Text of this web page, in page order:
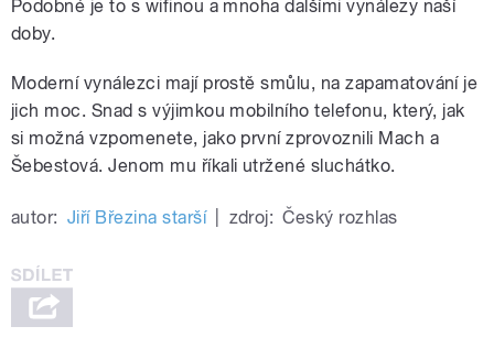
Podobné je to s wifinou a mnoha dalšími vynálezy naší
doby.
Moderní vynálezci mají prostě smůlu, na zapamatování je
jich moc. Snad s výjimkou mobilního telefonu, který, jak
si možná vzpomenete, jako první zprovoznili Mach a
Šebestová. Jenom mu říkali utržené sluchátko.
autor: Jiří Březina starší zdroj: Český rozhlas